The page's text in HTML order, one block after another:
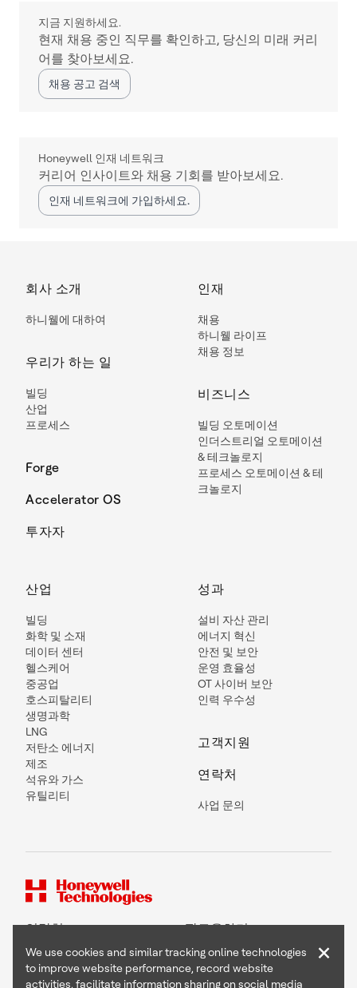
지금 지원하세요.
현재 채용 중인 직무를 확인하고, 당신의 미래 커리
어를 찾아보세요.
채용 공고 검색
Honeywell 인재 네트워크
커리어 인사이트와 채용 기회를 받아보세요.
인재 네트워크에 가입하세요.
회사 소개
하니웰에 대하여
우리가 하는 일
빌딩
산업
프로세스
Forge
Accelerator OS
투자자
인재
채용
하니웰 라이프
채용 정보
비즈니스
빌딩 오토메이션
인더스트리얼 오토메이션
& 테크놀로지
프로세스 오토메이션 & 테
크놀로지
산업
빌딩
화학 및 소재
데이터 센터
헬스케어
중공업
호스피탈리티
생명과학
LNG
저탄소 에너지
제조
석유와 가스
유틸리티
성과
설비 자산 관리
에너지 혁신
안전 및 보안
운영 효율성
OT 사이버 보안
인력 우수성
고객지원
연락처
사업 문의
연락처 팔로우하기
We use cookies and similar tracking online technologies
to improve website performance, record website
activities, facilitate information sharing on social media
×